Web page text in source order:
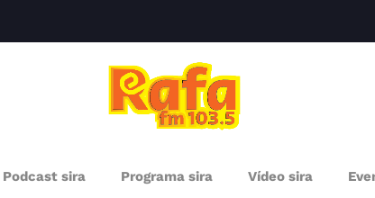
Podcast sira Programa sira Vídeo sira